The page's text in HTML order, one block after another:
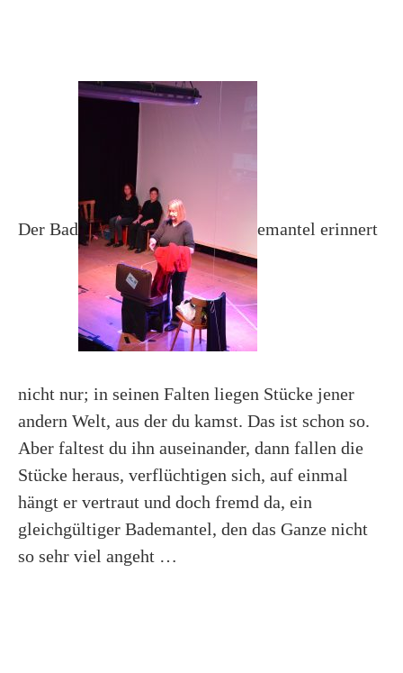
Der Bad emantel erinnert
nicht nur; in seinen Falten liegen Stücke jener
andern Welt, aus der du kamst. Das ist schon so.
Aber faltest du ihn auseinander, dann fallen die
Stücke heraus, verflüchtigen sich, auf einmal
hängt er vertraut und doch fremd da, ein
gleichgültiger Bademantel, den das Ganze nicht
so sehr viel angeht …